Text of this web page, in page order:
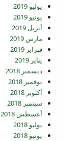
يوليو 2019
يونيو 2019
أبريل 2019
مارس 2019
فبراير 2019
يناير 2019
ديسمبر 2018
نوفمبر 2018
أكتوبر 2018
سبتمبر 2018
أغسطس 2018
يوليو 2018
يونيو 2018